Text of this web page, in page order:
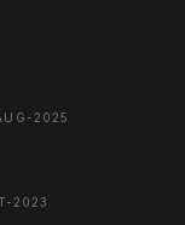
2025
2023